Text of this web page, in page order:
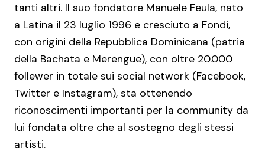
tanti altri. Il suo fondatore Manuele Feula, nato
a Latina il 23 luglio 1996 e cresciuto a Fondi,
con origini della Repubblica Dominicana (patria
della Bachata e Merengue), con oltre 20.000
follewer in totale sui social network (Facebook,
Twitter e Instagram), sta ottenendo
riconoscimenti importanti per la community da
lui fondata oltre che al sostegno degli stessi
artisti.